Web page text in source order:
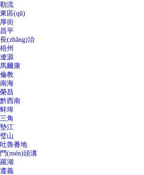
勒流
東區(qū)
厚街
昌平
長(zhǎng)治
梧州
遼源
馬爾康
倫教
南海
榮昌
黔西南
蚌埠
三角
墊江
璧山
吐魯番地
門(mén)頭溝
羅湖
遵義